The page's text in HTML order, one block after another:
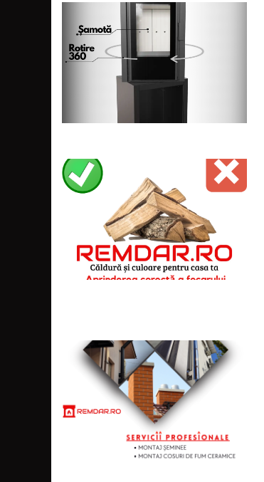
SEMINEE & VETRE EXTERIOR
ȘEMINEE PE GAZ
FOCARE PE GAZ STANDARD
FOCARE SI SEMINEE GAZ EXTERIOR
MONTAJ SEMINEU
BURLANE DE OTEL PREMIUM
Reductii burlane
RECUPERATOARE DE CALDURA
ADEZIVI SI MORTARE
ACCESORII SPECIALE